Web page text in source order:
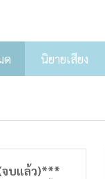
ด นิยายเสียง
จบแล้ว)***